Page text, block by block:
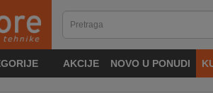
AKCIJE NOVO U PONUDI